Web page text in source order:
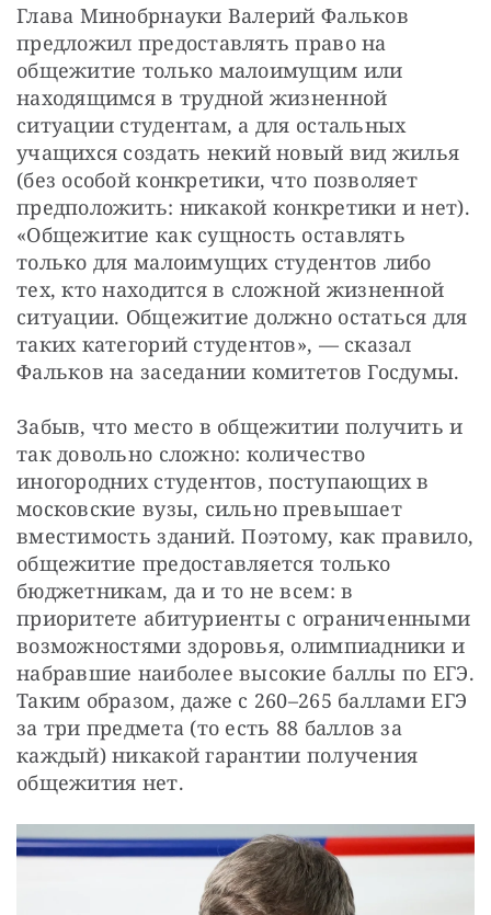
Глава Минобрнауки Валерий Фальков
предложил предоставлять право на
общежитие только малоимущим или
находящимся в трудной жизненной
ситуации студентам, а для остальных
учащихся создать некий новый вид жилья
(без особой конкретики, что позволяет
предположить: никакой конкретики и нет).
«Общежитие как сущность оставлять
только для малоимущих студентов либо
тех, кто находится в сложной жизненной
ситуации. Общежитие должно остаться для
таких категорий студентов», — сказал
Фальков на заседании комитетов Госдумы.
Забыв, что место в общежитии получить и
так довольно сложно: количество
иногородних студентов, поступающих в
московские вузы, сильно превышает
вместимость зданий. Поэтому, как правило,
общежитие предоставляется только
бюджетникам, да и то не всем: в
приоритете абитуриенты с ограниченными
возможностями здоровья, олимпиадники и
набравшие наиболее высокие баллы по ЕГЭ.
Таким образом, даже с 260–265 баллами ЕГЭ
за три предмета (то есть 88 баллов за
каждый) никакой гарантии получения
общежития нет.